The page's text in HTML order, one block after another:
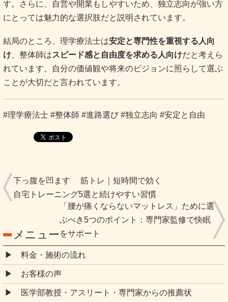
#理学療法士 #整体師 #進路選び #独立志向 #安定と自由
下っ腹を凹ます 筋トレ｜短時間で効く
自宅トレーニング5選と続けやすい習慣
「腰が痛くならないマットレス」ために選
をサポート
メニュー
お客様の声
医学部教授・アスリート・専門家からの推薦状
全国各地の有名施術家からの推薦状
院情報・アクセス
スタッフ紹介
Q＆A
ご予約・お問合せ